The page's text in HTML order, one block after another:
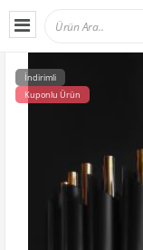
İndirimli
Kuponlu Ürün